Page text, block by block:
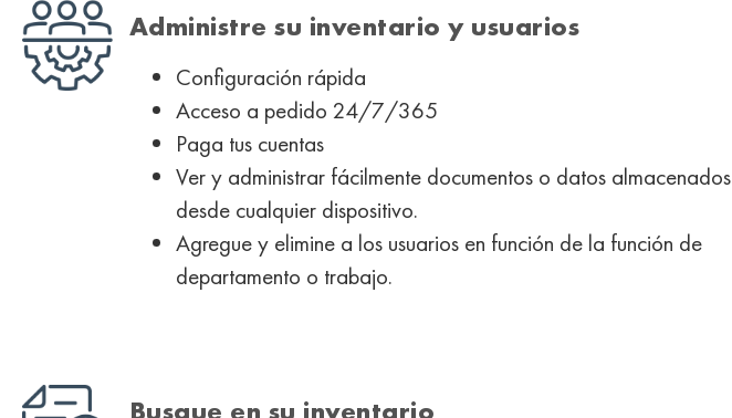
Administre su inventario y usuarios
Configuración rápida
Acceso a pedido 24/7/365
Paga tus cuentas
Ver y administrar fácilmente documentos o datos almacenados
desde cualquier dispositivo.
Agregue y elimine a los usuarios en función de la función de
departamento o trabajo.
Busque en su inventario